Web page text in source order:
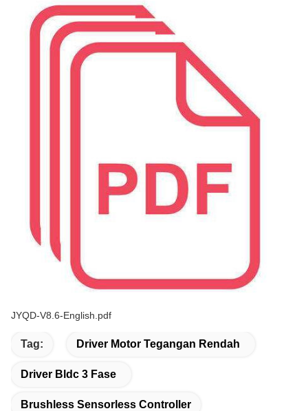
JYQD-V8.6-English.pdf
Tag: Driver Motor Tegangan Rendah
Driver Bldc 3 Fase
Brushless Sensorless Controller